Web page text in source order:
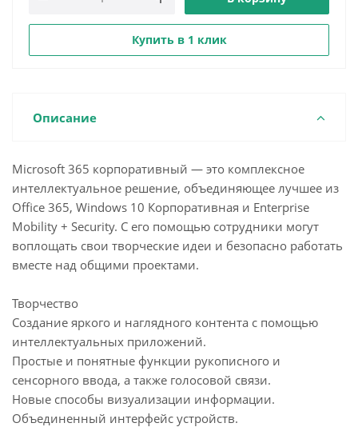
Купить в 1 клик
Описание
Microsoft 365 корпоративный — это комплексное
интеллектуальное решение, объединяющее лучшее из
Office 365, Windows 10 Корпоративная и Enterprise
Mobility + Security. С его помощью сотрудники могут
воплощать свои творческие идеи и безопасно работать
вместе над общими проектами.
Творчество
Создание яркого и наглядного контента с помощью
интеллектуальных приложений.
Простые и понятные функции рукописного и
сенсорного ввода, а также голосовой связи.
Новые способы визуализации информации.
Объединенный интерфейс устройств.